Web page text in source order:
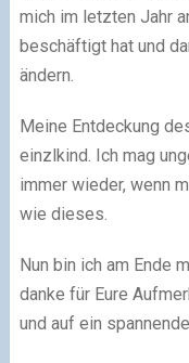
mich im letzten Jahr
beschäftigt hat und
ändern.
Meine Entdeckung
einzlkind. Ich mag
immer wieder, wenn
wie dieses.
Nun bin ich am Ende
danke für Eure
und auf ein